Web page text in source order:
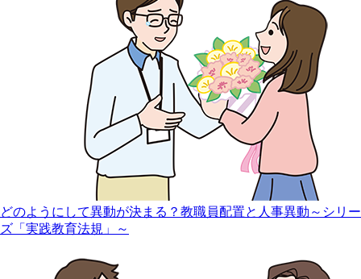
どのようにして異動が決まる？教職員配置と人事異動～シリー
ズ「実践教育法規」～